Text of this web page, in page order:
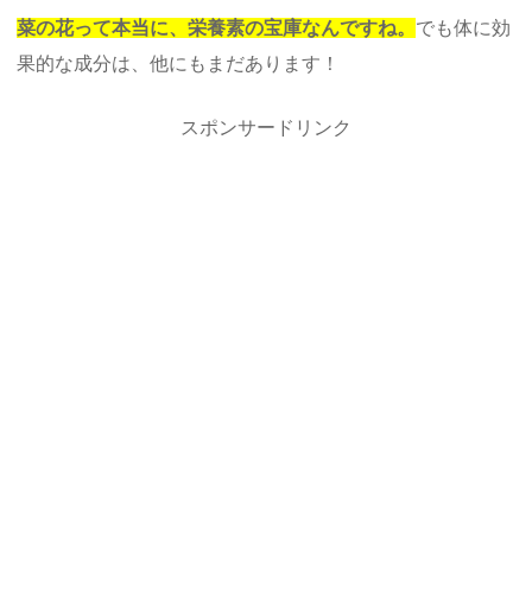
菜の花って本当に、栄養素の宝庫なんですね。 でも体に効
果的な成分は、他にもまだあります！
スポンサードリンク